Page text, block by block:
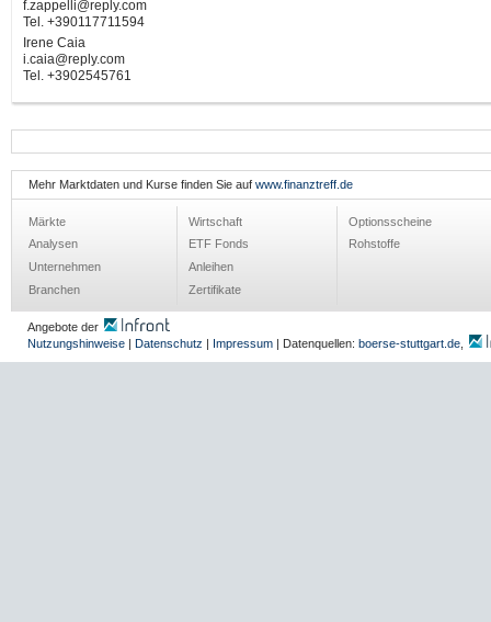
f.zappelli@reply.com
Tel. +390117711594
Irene Caia
i.caia@reply.com
Tel. +3902545761
Mehr Marktdaten und Kurse finden Sie auf www.finanztreff.de
Märkte
Analysen
Unternehmen
Branchen
Wirtschaft
ETF Fonds
Anleihen
Zertifikate
Optionsscheine
Rohstoffe
Angebote der
Nutzungshinweise
Datenschutz Impressum | Datenquellen: boerse-stuttgart.de